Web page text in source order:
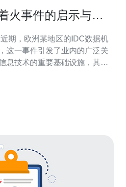
火事件的启示与反
这一事件引发了业内的广泛关
息技术的重要基础设施，其安
，也让我们重新思考数据机房